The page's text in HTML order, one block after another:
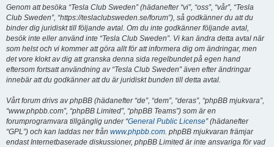
Genom att besöka “Tesla Club Sweden” (hädanefter “vi”, “oss”, “vår”, “Tesla
Club Sweden”, “https://teslaclubsweden.se/forum”), så godkänner du att du
binder dig juridiskt till följande avtal. Om du inte godkänner följande avtal,
besök inte eller använd inte “Tesla Club Sweden”. Vi kan ändra detta avtal när
som helst och vi kommer att göra allt för att informera dig om ändringar, men
det vore klokt av dig att granska denna sida regelbundet på egen hand
eftersom fortsatt användning av “Tesla Club Sweden” även efter ändringar
innebär att du godkänner att du är juridiskt bunden till detta avtal.
Vårt forum drivs av phpBB (hädanefter “de”, “dem”, “deras”, “phpBB mjukvara”,
“www.phpbb.com”, “phpBB Limited”, “phpBB Teams”) som är en
forumprogramvara tillgänglig under “General Public License” (hädanefter
“GPL”) och kan laddas ner från www.phpbb.com. phpBB mjukvaran främjar
endast Internetbaserade diskussioner, phpBB Limited är inte ansvariga för vad